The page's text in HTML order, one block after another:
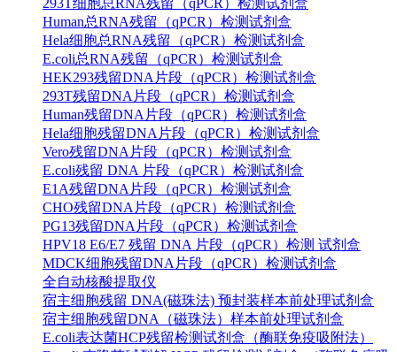
293T细胞总RNA残留（qPCR）检测试剂盒
Human总RNA残留（qPCR）检测试剂盒
Hela细胞总RNA残留（qPCR）检测试剂盒
E.coli总RNA残留（qPCR）检测试剂盒
HEK293残留DNA片段（qPCR）检测试剂盒
293T残留DNA片段（qPCR）检测试剂盒
Human残留DNA片段（qPCR）检测试剂盒
Hela细胞残留DNA片段（qPCR）检测试剂盒
Vero残留DNA片段（qPCR）检测试剂盒
E.coli残留 DNA 片段（qPCR）检测试剂盒
E1A残留DNA片段（qPCR）检测试剂盒
CHO残留DNA片段（qPCR）检测试剂盒
PG13残留DNA片段（qPCR）检测试剂盒
HPV18 E6/E7 残留 DNA 片段（qPCR）检测 试剂盒
MDCK细胞残留DNA片段（qPCR）检测试剂盒
全自动核酸提取仪
宿主细胞残留 DNA(磁珠法) 预封装样本前处理试剂盒
宿主细胞残留DNA（磁珠法）样本前处理试剂盒
E.coli表达菌HCP残留检测试剂盒（酶联免疫吸附法）